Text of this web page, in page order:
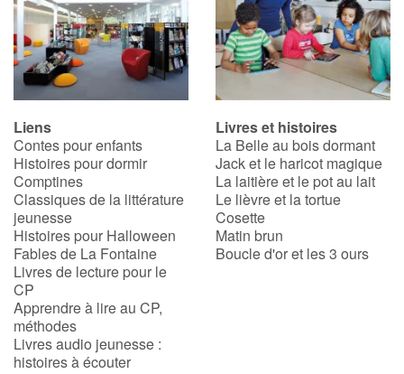
Aide
Accueil
Famille
Écoles
Médiathèques
Vidéos & Tutoriaux
Blog
Actualités
Liens
Contes pour enfants
Histoires pour dormir
Comptines
Classiques de la littérature
jeunesse
Histoires pour Halloween
Fables de La Fontaine
Livres de lecture pour le
CP
Apprendre à lire au CP,
méthodes
Livres audio jeunesse :
histoires à écouter
Livres et histoires
La Belle au bois dormant
Jack et le haricot magique
La laitière et le pot au lait
Le lièvre et la tortue
Cosette
Matin brun
Boucle d'or et les 3 ours